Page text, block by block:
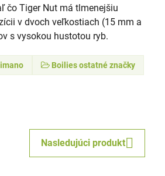
čo Tiger Nut má tlmenejšiu
v dvoch veľkostiach (15 mm a
s vysokou hustotou ryb.
Boilies ostatné značky
Nasledujúci produkt